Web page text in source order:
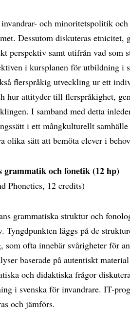
och minoritetspolitik
Dessutom diskuteras etnicitet,
perspektiv samt utifrån vad som
i kursplanen för utbildning i
flerspråkig utveckling ur ett
hur attityder till flerspråkighet,
I samband med detta
i ett mångkulturellt
olika sätt att bemöta elever i
grammatik och fonetik (12 hp)
Phonetics, 12 credits)
grammatiska struktur och
Tyngdpunkten läggs på de
som ofta innebär svårigheter för
baserade på autentiskt
och didaktiska frågor
i svenska för invandrare. IT-
och jämförs.